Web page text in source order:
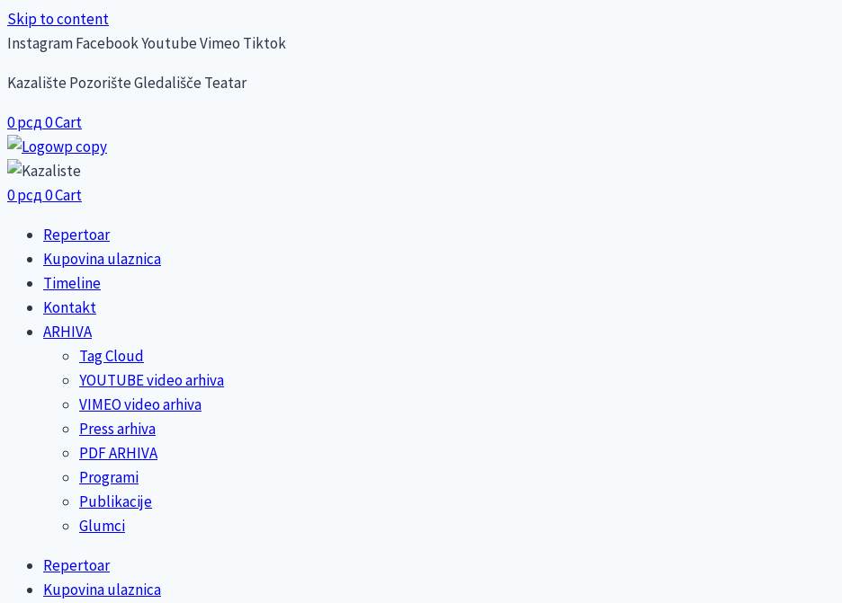
Skip to content
InstagramFacebookYoutubeVimeo Tiktok
Kazalište Pozorište Gledališče Teatar
0рсд0Cart
0рсд0Cart
Repertoar
Kupovina ulaznica
Timeline
Kontakt
ARHIVA
Tag Cloud
YOUTUBE video arhiva
VIMEO video arhiva
Press arhiva
PDF ARHIVA
Programi
Publikacije
Glumci
Repertoar
Kupovina ulaznica